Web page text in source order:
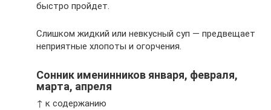
быстро пройдет.
Слишком жидкий или невкусный суп — предвещает
неприятные хлопоты и огорчения.
Сонник именинников января, февраля,
марта, апреля
↑ к содержанию